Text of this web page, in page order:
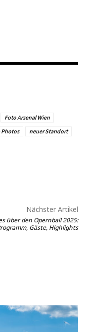
Foto Arsenal Wien
Photos
neuer Standort
Nächster Artikel
über den Opernball 2025:
Gäste, Highlights